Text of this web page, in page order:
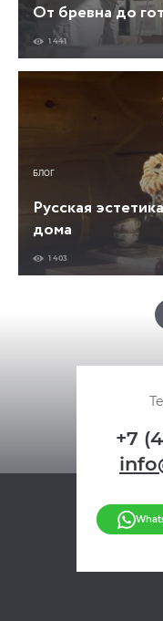
От бревна до
1 441
БЛОГ
Русская
дома
1 403
+7